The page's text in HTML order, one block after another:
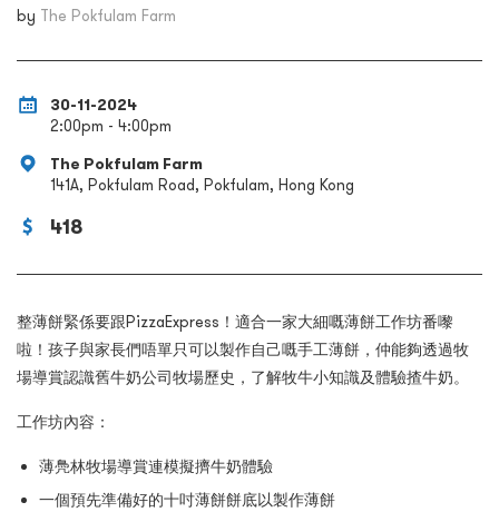
by The Pokfulam Farm
30-11-2024
2:00pm - 4:00pm
The Pokfulam Farm
141A, Pokfulam Road, Pokfulam, Hong Kong
418
整薄餅緊係要跟PizzaExpress！ 適合一家大細嘅薄餅工作坊番嚟
啦！孩子與家長們唔單只可以製作自己嘅手工薄餅，仲能夠透過牧
場導賞認識舊牛奶公司牧場歷史，了解牧牛小知識及體驗揸牛奶。
工作坊內容：
薄鳧林牧場導賞連模擬擠牛奶體驗
一個預先準備好的十吋薄餅餅底以製作薄餅